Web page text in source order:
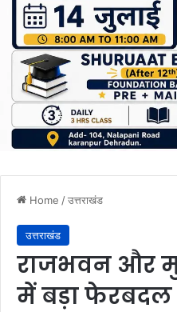
Home /उत्तराखंड
उत्तराखंड
राजभवन और
में बड़ा फेरबदल